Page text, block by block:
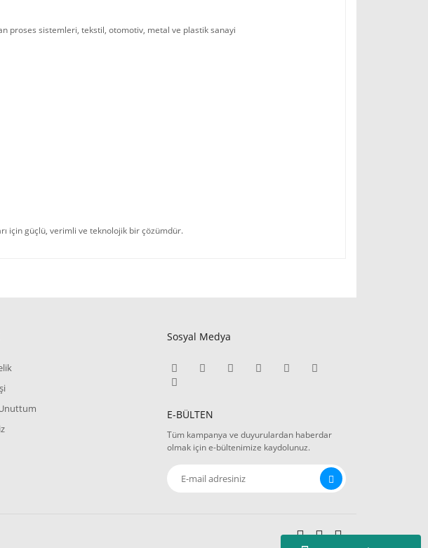
proses sistemleri, tekstil, otomotiv, metal ve plastik sanayi
için güçlü, verimli ve teknolojik bir çözümdür.
Sosyal Medya
E-BÜLTEN
Tüm kampanya ve duyurulardan haberdar
olmak için e-bültenimize kaydolunuz.